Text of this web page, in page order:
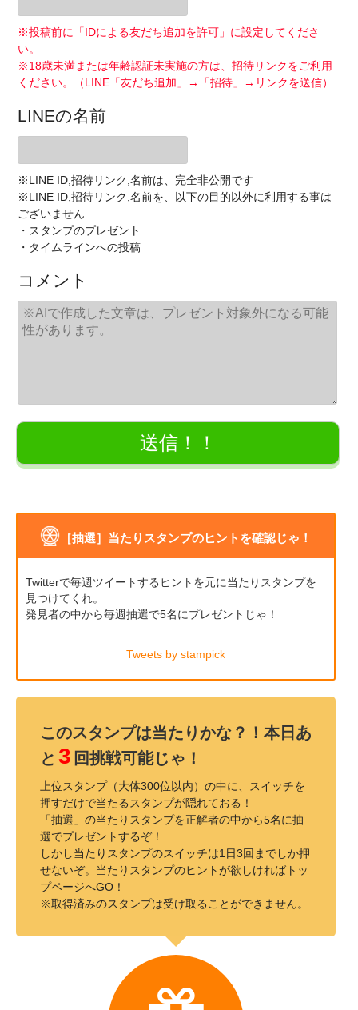
※投稿前に「IDによる友だち追加を許可」に設定してくださ
い。
※18歳未満または年齢認証未実施の方は、招待リンクをご利用
ください。（LINE「友だち追加」→「招待」→リンクを送信）
LINEの名前
※LINE ID,招待リンク,名前は、完全非公開です
※LINE ID,招待リンク,名前を、以下の目的以外に利用する事は
ございません
・スタンプのプレゼント
・タイムラインへの投稿
コメント
［抽選］当たりスタンプのヒントを確認じゃ！
Twitterで毎週ツイートするヒントを元に当たりスタンプを
見つけてくれ。
発見者の中から毎週抽選で5名にプレゼントじゃ！
Tweets by stampick
このスタンプは当たりかな？！本日あ
と 3 回挑戦可能じゃ！
上位スタンプ（大体300位以内）の中に、スイッチを
押すだけで当たるスタンプが隠れておる！
「抽選」の当たりスタンプを正解者の中から5名に抽
選でプレゼントするぞ！
しかし当たりスタンプのスイッチは1日3回までしか押
せないぞ。当たりスタンプのヒントが欲しければトッ
プページへGO！
※取得済みのスタンプは受け取ることができません。